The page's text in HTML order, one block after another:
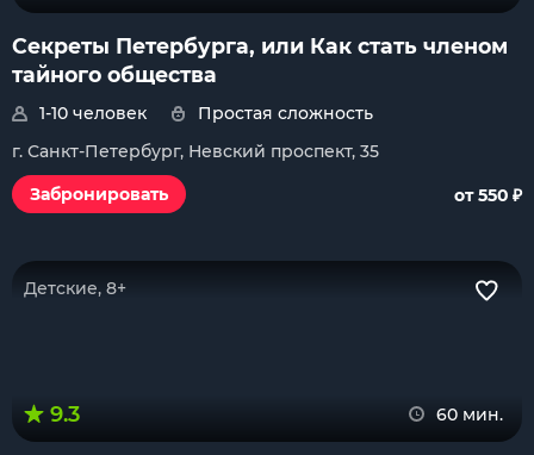
Секреты Петербурга, или Как стать членом
тайного общества
1-10 человек
Простая сложность
г. Санкт-Петербург, Невский проспект, 35
Забронировать
от 550 ₽
Детские, 8+
9.3 60 мин.